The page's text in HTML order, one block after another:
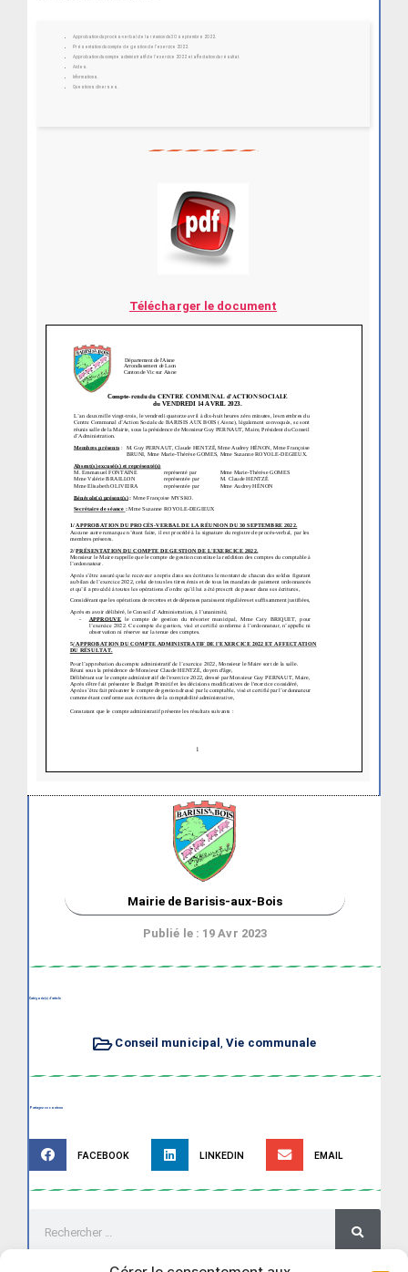
Mairie de Barisis-aux-Bois
Publié le : 19 Avr 2023
Catégorie(s) d'article
Conseil municipal,Vie communale
Partagez ce contenu
FACEBOOK LINKEDIN EMAIL
Approbation du procès-verbal de la réunion du 30 septembre 2022.
Présentation du compte de gestion de l’exercice 2022.
Approbation du compte administratif de l’exercice 2022 et affectation du résultat.
Aides.
Informations.
Questions diverses.
Télécharger le document